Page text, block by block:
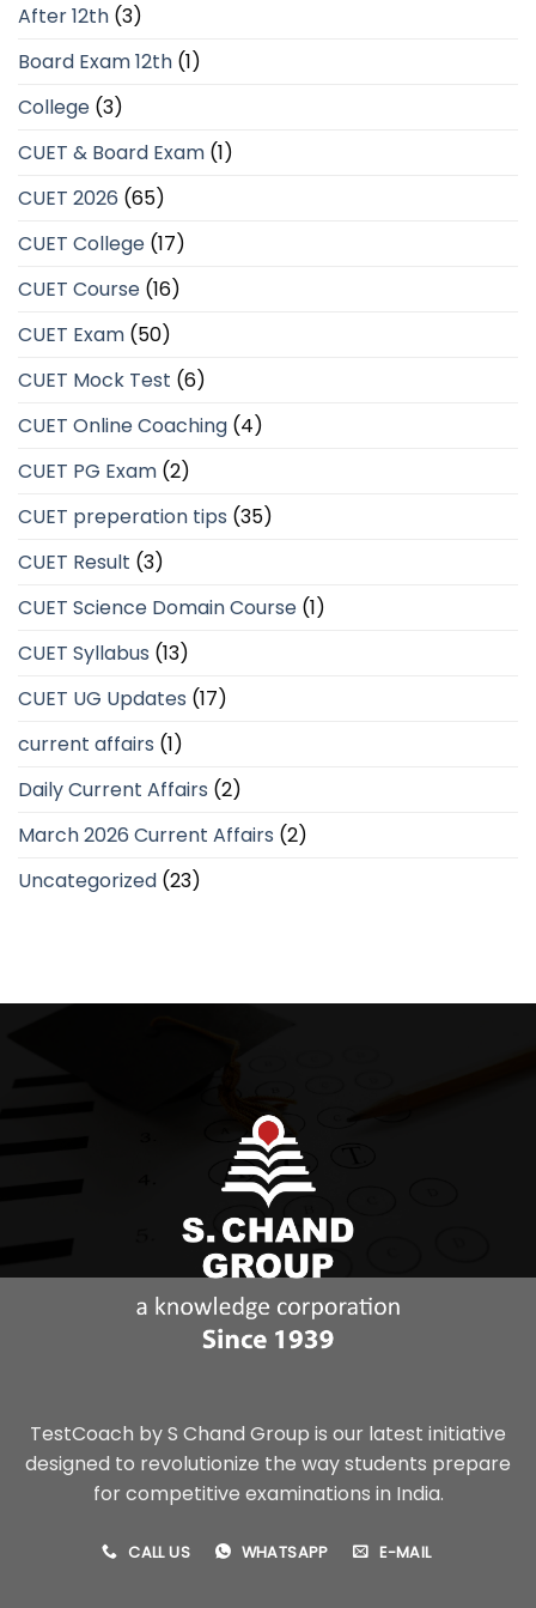
After 12th (3)
Board Exam 12th (1)
College (3)
CUET & Board Exam (1)
CUET 2026 (65)
CUET College (17)
CUET Course (16)
CUET Exam (50)
CUET Mock Test (6)
CUET Online Coaching (4)
CUET PG Exam (2)
CUET preperation tips (35)
CUET Result (3)
CUET Science Domain Course (1)
CUET Syllabus (13)
CUET UG Updates (17)
current affairs (1)
Daily Current Affairs (2)
March 2026 Current Affairs (2)
Uncategorized (23)
TestCoach by S Chand Group is our latest initiative
designed to revolutionize the way students prepare
for competitive examinations in India.
CALL US WHATSAPP E-MAIL